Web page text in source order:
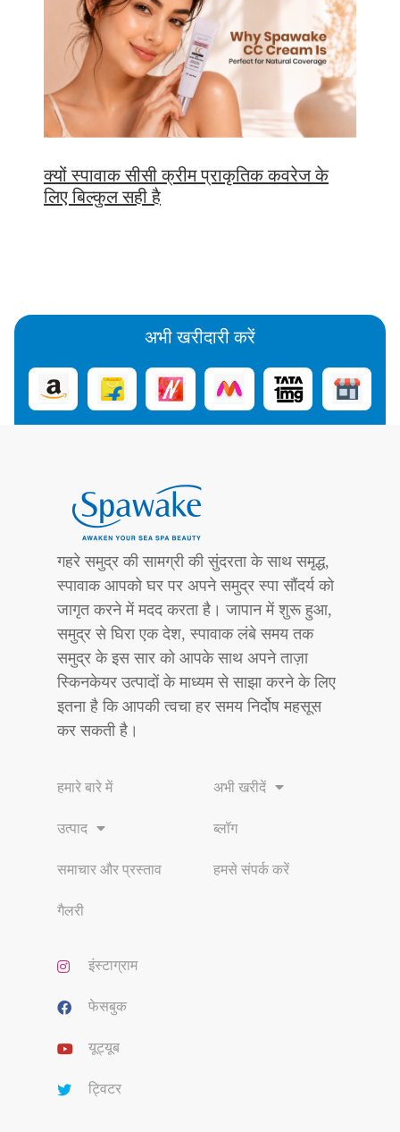
क्यों स्पावाक सीसी क्रीम प्राकृतिक कवरेज के
लिए बिल्कुल सही है
अभी खरीदारी करें
गहरे समुद्र की सामग्री की सुंदरता के साथ समृद्ध,
स्पावाक आपको घर पर अपने समुद्र स्पा सौंदर्य को
जागृत करने में मदद करता है। जापान में शुरू हुआ,
समुद्र से घिरा एक देश, स्पावाक लंबे समय तक
समुद्र के इस सार को आपके साथ अपने ताज़ा
स्किनकेयर उत्पादों के माध्यम से साझा करने के लिए
इतना है कि आपकी त्वचा हर समय निर्दोष महसूस
कर सकती है।
हमारे बारे में
उत्पाद
समाचार और प्रस्ताव
गैलरी
अभी खरीदें
ब्लॉग
हमसे संपर्क करें
इंस्टाग्राम
फेसबुक
यूट्यूब
ट्विटर